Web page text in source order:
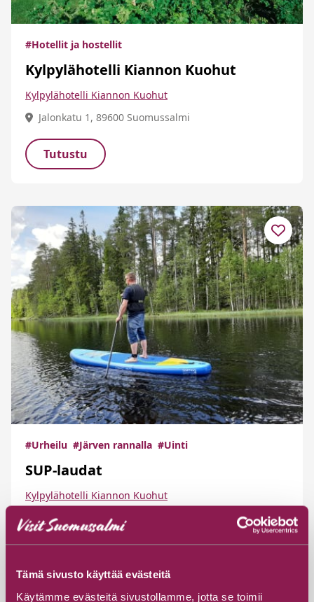
Tämä sivusto käyttää evästeitä
Käytämme evästeitä sivustollamme, jotta se toimii
#Hotellit ja hostellit
Kylpylähotelli Kiannon Kuohut
Kylpylähotelli Kiannon Kuohut
Jalonkatu 1, 89600 Suomussalmi
Tutustu
#Urheilu #Järven rannalla #Uinti
SUP-laudat
Kylpylähotelli Kiannon Kuohut
Jalonkatu 1 B, 89600 SUOMUSSALMI